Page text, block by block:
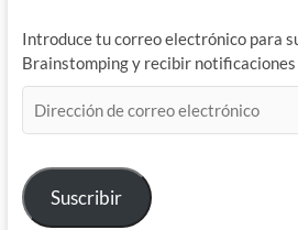
Introduce tu correo electrónico para
Brainstomping y recibir notificaciones
de
electrónico
Suscribir